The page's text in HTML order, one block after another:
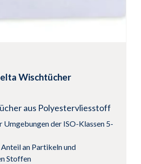
Wischtücher
aus Polyestervliesstoff
Umgebungen der ISO-Klassen 5-
an Partikeln und
Stoffen